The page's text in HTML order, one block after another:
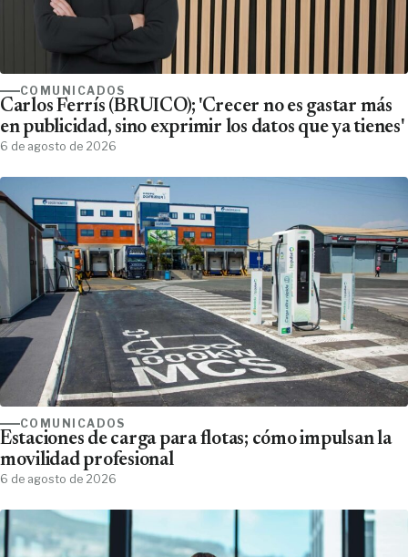
COMUNICADOS
Carlos Ferrís (BRUICO); 'Crecer no es gastar más
en publicidad, sino exprimir los datos que ya tienes'
6 de agosto de 2026
COMUNICADOS
Estaciones de carga para flotas; cómo impulsan la
movilidad profesional
6 de agosto de 2026